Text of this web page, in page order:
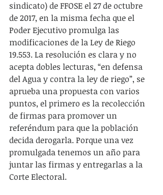
sindicato) de FFOSE el 27 de octubre
de 2017, en la misma fecha que el
Poder Ejecutivo promulga las
modificaciones de la Ley de Riego
19.553. La resolución es clara y no
acepta dobles lecturas, “en defensa
del Agua y contra la ley de riego”, se
aprueba una propuesta con varios
puntos, el primero es la recolección
de firmas para promover un
referéndum para que la población
decida derogarla. Porque una vez
promulgada tenemos un año para
juntar las firmas y entregarlas a la
Corte Electoral.